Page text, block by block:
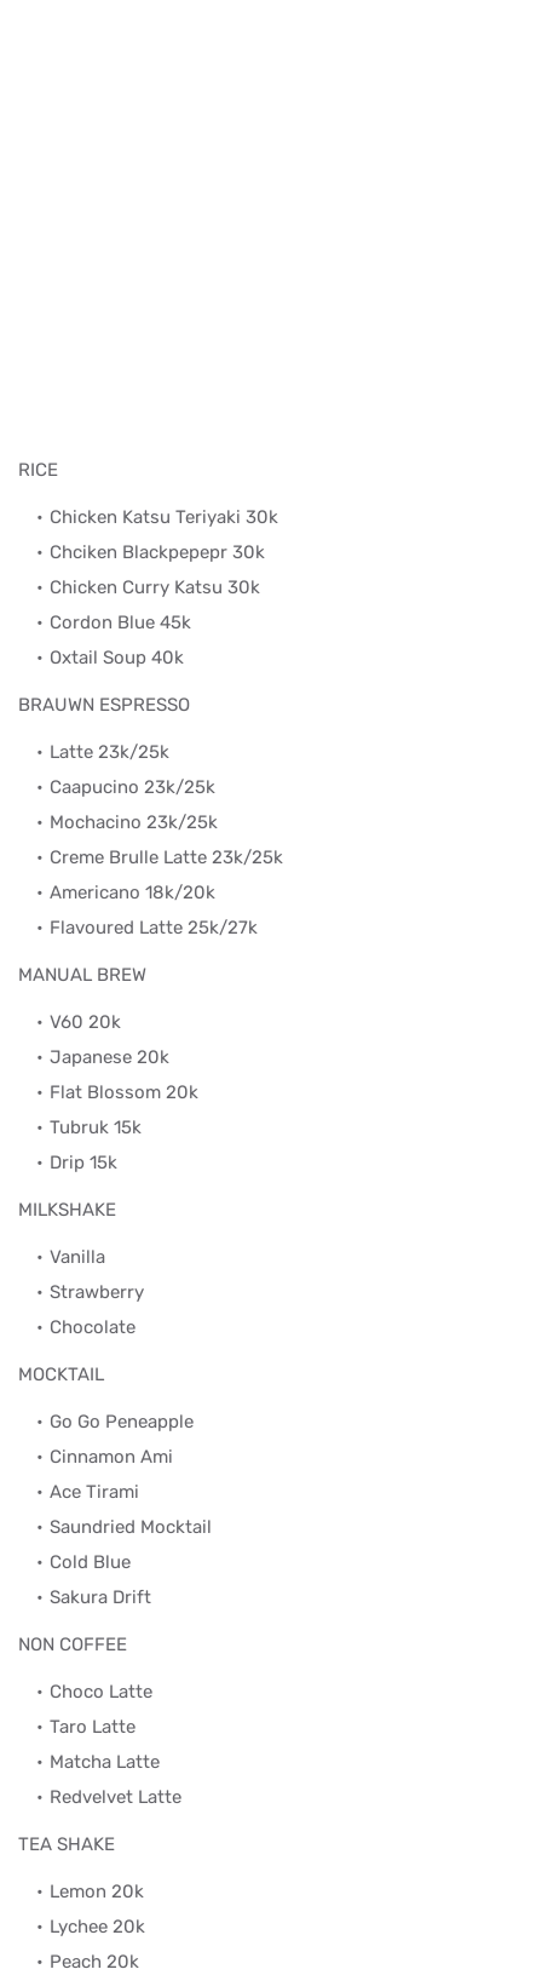
RICE
Chicken Katsu Teriyaki 30k
Chciken Blackpepepr 30k
Chicken Curry Katsu 30k
Cordon Blue 45k
Oxtail Soup 40k
BRAUWN ESPRESSO
Latte 23k/25k
Caapucino 23k/25k
Mochacino 23k/25k
Creme Brulle Latte 23k/25k
Americano 18k/20k
Flavoured Latte 25k/27k
MANUAL BREW
V60 20k
Japanese 20k
Flat Blossom 20k
Tubruk 15k
Drip 15k
MILKSHAKE
Vanilla
Strawberry
Chocolate
MOCKTAIL
Go Go Peneapple
Cinnamon Ami
Ace Tirami
Saundried Mocktail
Cold Blue
Sakura Drift
NON COFFEE
Choco Latte
Taro Latte
Matcha Latte
Redvelvet Latte
TEA SHAKE
Lemon 20k
Lychee 20k
Peach 20k